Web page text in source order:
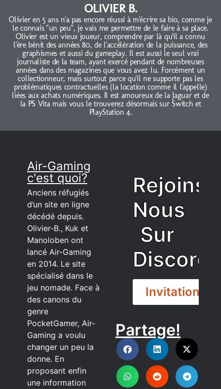
OLIVIER B.
Olivier en 5 ans n'a pas encore réussi à m'écrire sa bio, comme je
le connais "un peu", je vais me permettre de le faire à sa place.
Olivier est un vieux joueur, comprendre par là qu'il a connu
l'ère bénit des années 80, de l'accélération de la puissance, des
graphismes et aussi du gameplay. Il est aussi le seul vrai
journaliste de la team, ayant exercé pendant de nombreuses
années dans des magazines que vous avez lu. Forcément un
collectionneur, mais surtout parce qu'il ne supporte pas les
problématiques contractuelles (la location comme il l'appelle)
liées aux achats numériques. Il est amoureux de la Jaguar et de
la PS Vita mais vous le trouverez désormais sur Switch et
PlayStation 4.
Air-Gaming
c'est quoi?
Anciens réfugiés
d’un site en ligne
décédé depuis.
Olivier-B., Kuk et
Manoloben ont
lancé Air-Gaming
en 2014. Le site
spécialisé dans le
jeu nomade. Face à
des canons du
genre
PocketGamer, Air-
Gaming a voulu
changer un peu la
donne. En
proposant enfin
une information
Rejoins
Nous
Sur
Discord
Invitation
DISCORD
Partage!